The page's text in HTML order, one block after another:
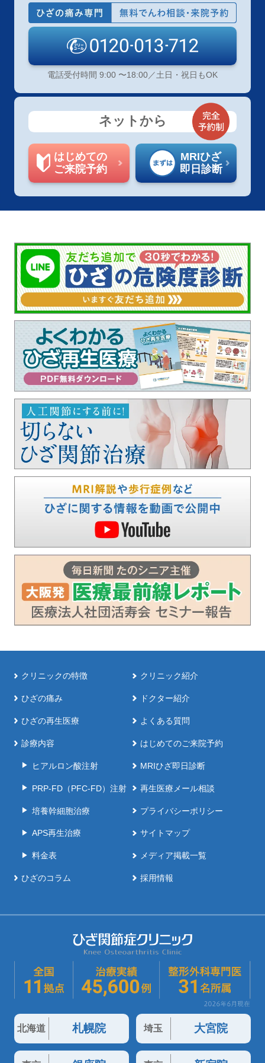
電話受付時間 9:00 〜18:00／土日・祝日もOK
ネットから
はじめての
ご来院予約
MRIひざ
即日診断
クリニックの特徴
ひざの痛み
ひざの再生医療
診療内容
ヒアルロン酸注射
PRP-FD（PFC-FD）注射
培養幹細胞治療
APS再生治療
料金表
ひざのコラム
クリニック紹介
ドクター紹介
よくある質問
はじめてのご来院予約
MRIひざ即日診断
再生医療メール相談
プライバシーポリシー
サイトマップ
メディア掲載一覧
採用情報
北海道 札幌院 埼玉 大宮院